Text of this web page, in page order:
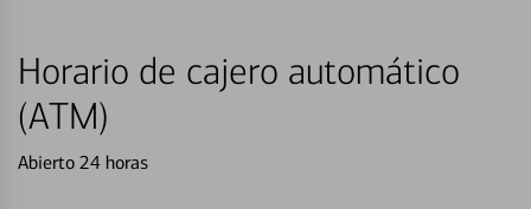
Horario de cajero automático
(ATM)
Abierto 24 horas